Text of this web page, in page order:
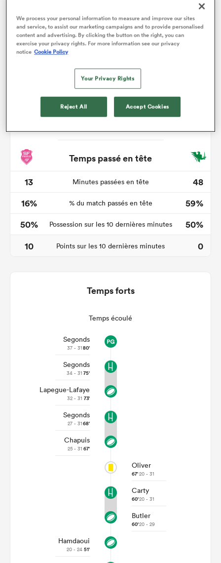
Temps passé en tête
13
Minutes passées en tête
48
16%
% du match passés en tête
59%
50%
Possession sur les 10 dernières minutes
50%
10
Points sur les 10 dernières minutes 0
Temps forts
Temps écoulé
Segonds
37 - 3180'
Segonds
34 - 31 75'
Lapegue-Lafaye
32 - 31 73'
Segonds
27 - 3168'
Chapuis
25 - 31 67'
Oliver
67'20 - 31
Carty
60'20 - 31
Butler
60'20 - 29
Hamdaoui
20 - 24 51'
We process your personal information to measure and improve our sites
and service, to assist our marketing campaigns and to provide personalised
content and advertising. By clicking the button on the right, you can
exercise your privacy rights. For more information see our privacy
notice Cookie Policy
Your Privacy Rights
Reject All Accept Cookies